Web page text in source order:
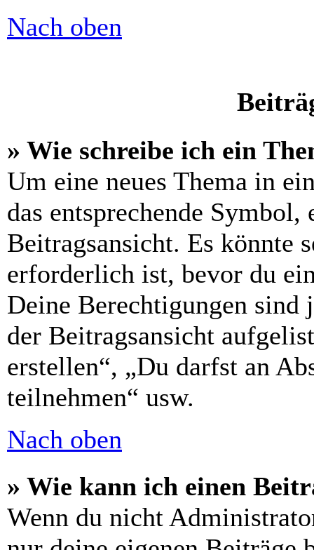
Nach oben
» Wie schreibe ich ein
Um eine neues Thema in
das entsprechende
Beitragsansicht. Es könnte
erforderlich ist, bevor du
Deine Berechtigungen sind
der Beitragsansicht
erstellen“, „Du darfst an
teilnehmen“ usw.
Nach oben
» Wie kann ich einen
Wenn du nicht